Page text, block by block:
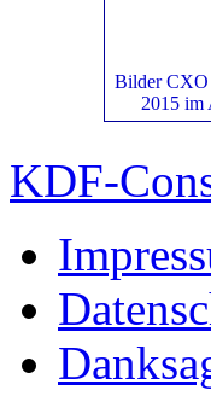
Bilder CXO
2015 im
KDF-